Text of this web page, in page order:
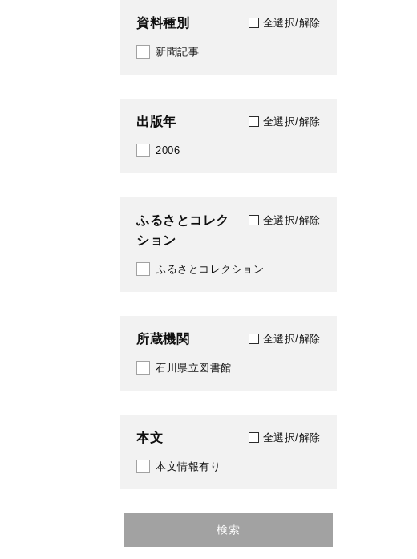
資料種別 全選択/解除
新聞記事
出版年 全選択/解除
2006
ふるさとコレク
ション
全選択/解除
ふるさとコレクション
所蔵機関 全選択/解除
石川県立図書館
本文 全選択/解除
本文情報有り
検索